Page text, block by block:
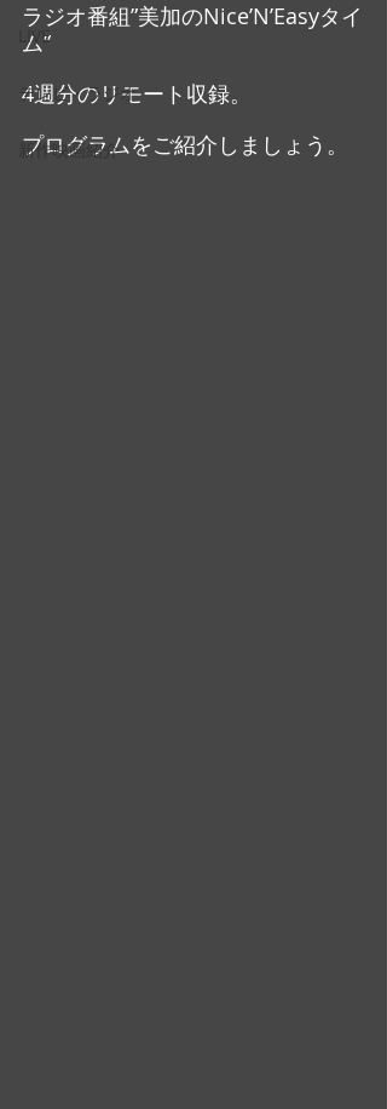
LIVE
テレビ・ラジオ
新作映画紹介
ラジオ番組”美加のNice’N’Easyタイ
ム”
4週分のリモート収録。
プログラムをご紹介しましょう。